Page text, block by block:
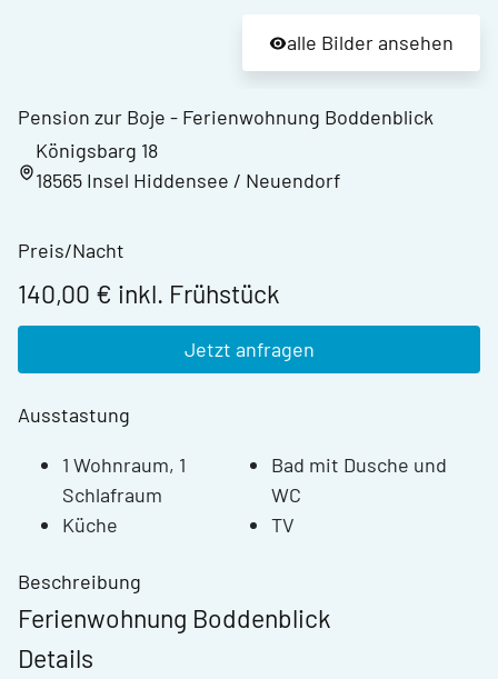
alle Bilder ansehen
Pension zur Boje - Ferienwohnung Boddenblick
Königsbarg 18
18565 Insel Hiddensee / Neuendorf
Preis/Nacht
140,00 € inkl. Frühstück
Jetzt anfragen
Ausstastung
1 Wohnraum, 1
Schlafraum
Bad mit Dusche und
WC
Küche
TV
Beschreibung
Ferienwohnung Boddenblick
Details